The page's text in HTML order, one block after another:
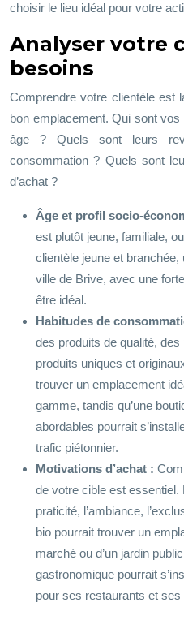
choisir le lieu idéal pour votre
Analyser votre
besoins
Comprendre votre clientèle est
bon emplacement. Qui sont
âge ? Quels sont leurs
consommation ? Quels sont
d’achat ?
Âge et profil socio-
est plutôt jeune, familiale,
clientèle jeune et
ville de Brive, avec une
être idéal.
Habitudes de
des produits de qualité,
produits uniques et
trouver un emplacement
gamme, tandis qu’une
abordables pourrait
trafic piétonnier.
Motivations d’achat :
de votre cible est
praticité, l’ambiance,
bio pourrait trouver un
marché ou d’un jardin
gastronomique pourrait
pour ses restaurants et ses